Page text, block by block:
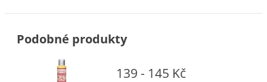
Podobné produkty
139 - 145 Kč